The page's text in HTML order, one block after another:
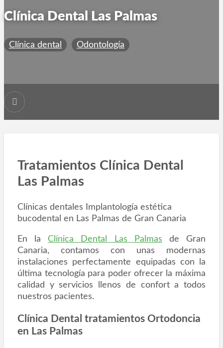
Clínica Dental Las Palmas
Clínica dental Odontología
Tratamientos Clínica Dental
Las Palmas
Clínicas dentales Implantología estética
bucodental en Las Palmas de Gran Canaria
En la Clínica Dental Las Palmas de Gran
Canaria, contamos con unas modernas
instalaciones perfectamente equipadas con la
última tecnología para poder ofrecer la máxima
calidad y servicios llenos de confort a todos
nuestros pacientes.
Clínica Dental tratamientos Ortodoncia
en Las Palmas